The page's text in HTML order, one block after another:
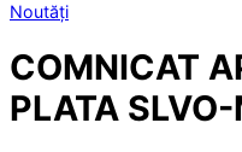
Noutăți
COMNICAT
PLATA